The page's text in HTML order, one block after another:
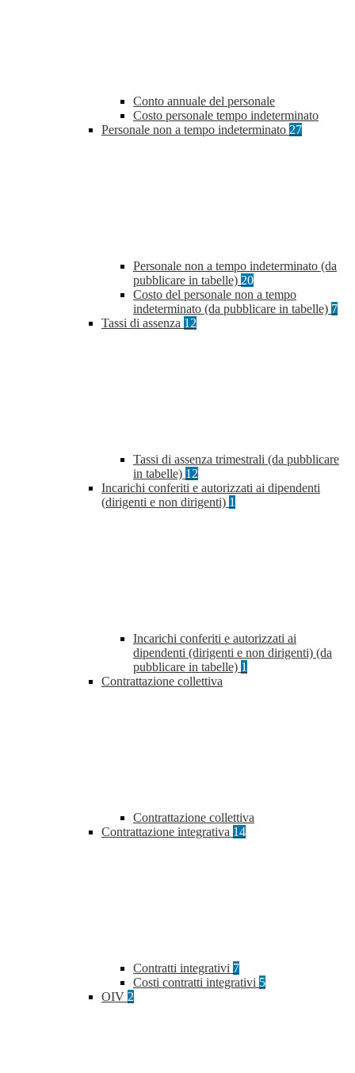
Conto annuale del personale
Costo personale tempo indeterminato
Personale non a tempo indeterminato 27
Personale non a tempo indeterminato (da
pubblicare in tabelle) 20
Costo del personale non a tempo
indeterminato (da pubblicare in tabelle) 7
Tassi di assenza 12
Tassi di assenza trimestrali (da pubblicare
in tabelle) 12
Incarichi conferiti e autorizzati ai dipendenti
(dirigenti e non dirigenti) 1
Incarichi conferiti e autorizzati ai
dipendenti (dirigenti e non dirigenti) (da
pubblicare in tabelle) 1
Contrattazione collettiva
Contrattazione collettiva
Contrattazione integrativa 14
Contratti integrativi 7
Costi contratti integrativi 5
OIV 2